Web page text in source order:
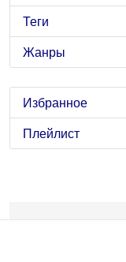
Теги
Жанры
Избранное
Плейлист